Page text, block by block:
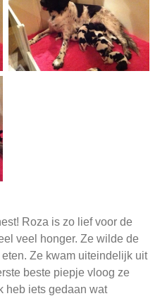
Roza is zo lief voor de
veel honger. Ze wilde de
Ze kwam uiteindelijk uit
beste piepje vloog ze
heb iets gedaan wat